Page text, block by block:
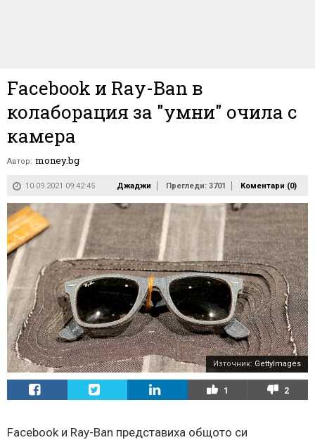
Facebook и Ray-Ban в
колаборация за "умни" очила с
камера
Автор: money.bg
10.09.2021 09:42:45 Джаджи Прегледи: 3701 Коментари (0)
Източник: GettyImages
1 2
Facebook и Ray-Ban представиха общото си